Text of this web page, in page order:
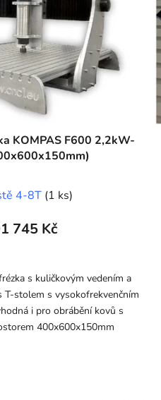
KOMPAS F600 2,2kW-
4-8T (1 ks)
745 Kč
s kuličkovým vedením a
stolem s vysokofrekvenčním
i pro obrábění kovů s
400x600x150mm